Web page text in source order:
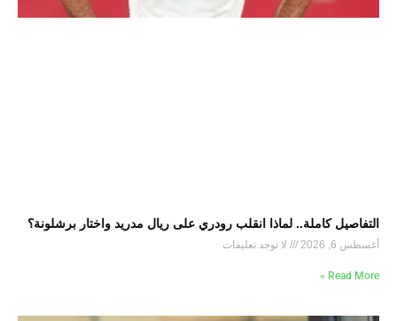
التفاصيل كاملة.. لماذا انقلب رودري على ريال مدريد واختار برشلونة؟
أغسطس 6, 2026 لا توجد تعليقات
Read More »